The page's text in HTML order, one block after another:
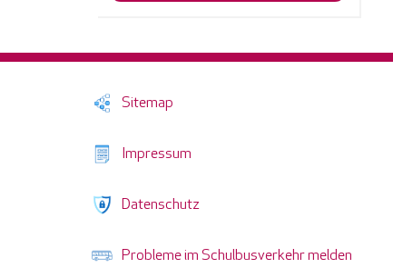
Sitemap
Impressum
Datenschutz
Probleme im Schulbusverkehr melden